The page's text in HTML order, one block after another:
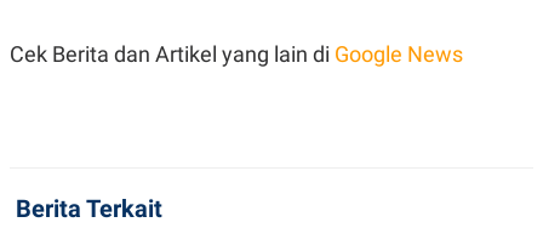
T
T
E
ER
Cek Berita dan Artikel yang lain di Google News
Berita Terkait